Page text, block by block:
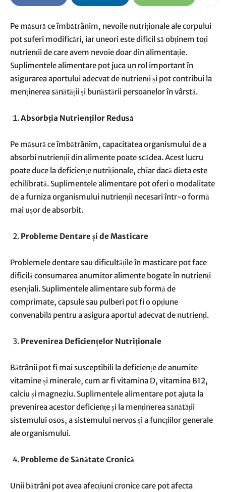
Pe măsură ce îmbătrânim, nevoile nutriționale ale corpului
pot suferi modificări, iar uneori este dificil să obținem toți
nutrienții de care avem nevoie doar din alimentație.
Suplimentele alimentare pot juca un rol important în
asigurarea aportului adecvat de nutrienți și pot contribui la
menținerea sănătății și bunăstării persoanelor în vârstă.
Absorbția Nutrienților Redusă
Pe măsură ce îmbătrânim, capacitatea organismului de a
absorbi nutrienții din alimente poate scădea. Acest lucru
poate duce la deficiențe nutriționale, chiar dacă dieta este
echilibrată. Suplimentele alimentare pot oferi o modalitate
de a furniza organismului nutrienții necesari într-o formă
mai ușor de absorbit.
Probleme Dentare și de Masticare
Problemele dentare sau dificultățile în masticare pot face
dificilă consumarea anumitor alimente bogate în nutrienți
esențiali. Suplimentele alimentare sub formă de
comprimate, capsule sau pulberi pot fi o opțiune
convenabilă pentru a asigura aportul adecvat de nutrienți.
Prevenirea Deficiențelor Nutriționale
Bătrânii pot fi mai susceptibili la deficiențe de anumite
vitamine și minerale, cum ar fi vitamina D, vitamina B12,
calciu și magneziu. Suplimentele alimentare pot ajuta la
prevenirea acestor deficiențe și la menținerea sănătății
sistemului osos, a sistemului nervos și a funcțiilor generale
ale organismului.
Probleme de Sănătate Cronică
Unii bătrâni pot avea afecțiuni cronice care pot afecta